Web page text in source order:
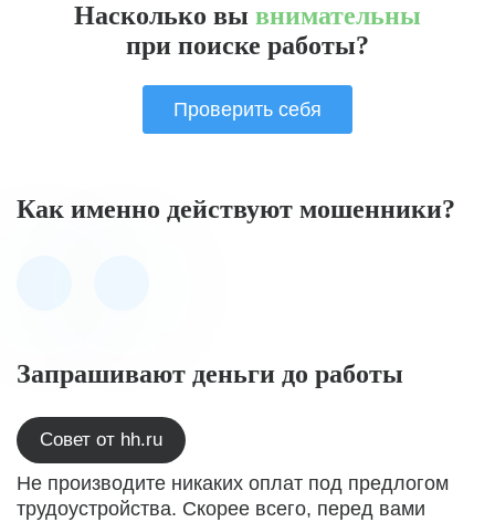
Насколько вы внимательны
при поиске работы?
Проверить себя
Как именно действуют мошенники?
Запрашивают деньги до работы
Совет от hh.ru
Не производите никаких оплат под предлогом
трудоустройства. Скорее всего, перед вами